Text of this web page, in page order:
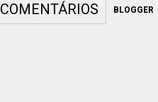
COMENTÁRIOS BLOGGER